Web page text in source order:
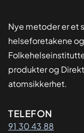
Nye metoder er et
helseforetakene
produkter og
atomsikkerhet.
TELEFON
91 30 43 88